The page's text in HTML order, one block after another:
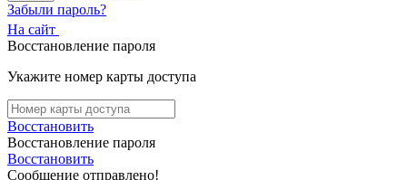
Забыли пароль?
На сайт
Восстановление пароля
Укажите номер карты доступа
Восстановить
Восстановление пароля
Восстановить
Сообщение отправлено!